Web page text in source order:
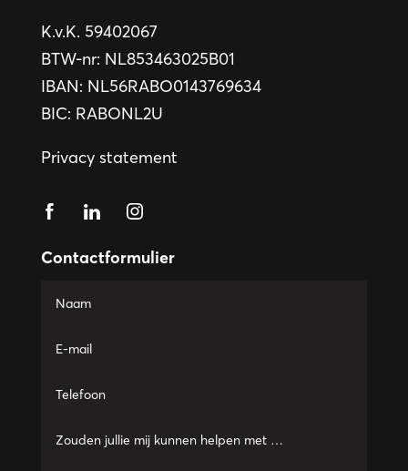
K.v.K. 59402067
BTW-nr: NL853463025B01
IBAN: NL56RABO0143769634
BIC: RABONL2U
Privacy statement
Contactformulier